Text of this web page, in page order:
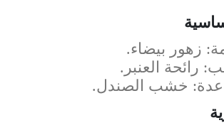
زهور بيضاء.
رائحة العنبر.
خشب الصندل.